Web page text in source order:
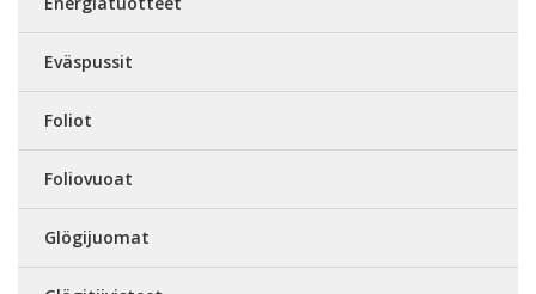
Eväspussit
Foliot
Foliovuoat
Glögijuomat